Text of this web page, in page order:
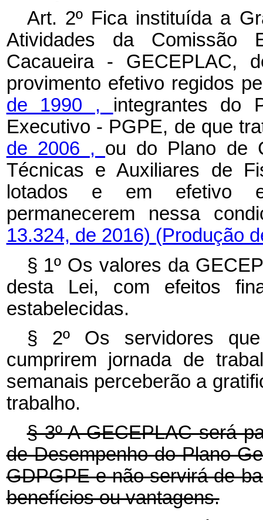
Art. 2º Fica instituída a
Atividades da Comissão
Cacaueira - GECEPLAC,
provimento efetivo regidos
de 1990 , integrantes do
Executivo - PGPE, de que
de 2006 , ou do Plano de
Técnicas e Auxiliares de
lotados e em efetivo
permanecerem nessa
13.324, de 2016) (Produção
§ 1º Os valores da
desta Lei, com efeitos
estabelecidas.
§ 2º Os servidores
cumprirem jornada de
semanais perceberão a
trabalho.
§ 3º A GECEPLAC será
de Desempenho do Plano
GDPGPE e não servirá de
benefícios ou vantagens.